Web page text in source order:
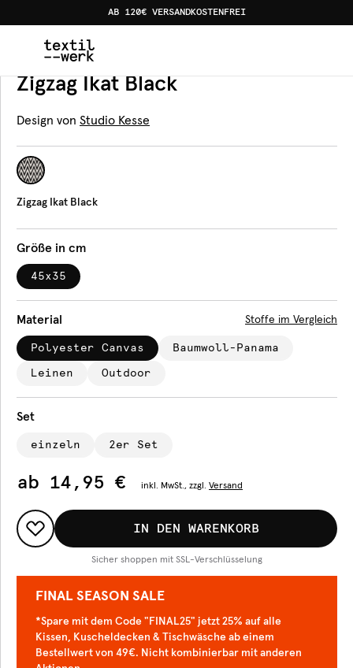
AB 120€ VERSANDKOSTENFREI
Produkte Tischsets Zigzag Ikat Black
Tischset
Zigzag Ikat Black
Design von Studio Kesse
Zigzag Ikat Black
Größe in cm
45x35
Material Stoffe im Vergleich
Polyester Canvas Baumwoll-Panama
Leinen Outdoor
Set
einzeln 2er Set
ab 14,95 € inkl. MwSt., zzgl. Versand
IN DEN WARENKORB
Sicher shoppen mit SSL-Verschlüsselung
FINAL SEASON SALE
*Spare mit dem Code "FINAL25" jetzt 25% auf alle
Kissen, Kuscheldecken & Tischwäsche ab einem
Bestellwert von 49€. Nicht kombinierbar mit anderen